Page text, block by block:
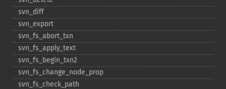
svn_​diff
svn_​export
svn_​fs_​abort_​txn
svn_​fs_​apply_​text
svn_​fs_​begin_​txn2
svn_​fs_​change_​node_​prop
svn_​fs_​check_​path